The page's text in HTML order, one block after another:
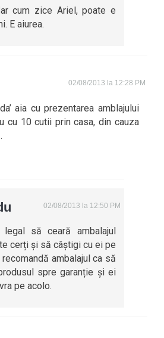
cum zice Ariel, poate e
E aiurea.
02/08/2013 la 12:28 PM
aia cu prezentarea amblajului
cu 10 cutii prin casa, din cauza
02/08/2013 la 12:50 PM
să ceară ambalajul
cerți și să câștigi cu ei pe
ambalajul ca să
spre garanție și ei
pe acolo.